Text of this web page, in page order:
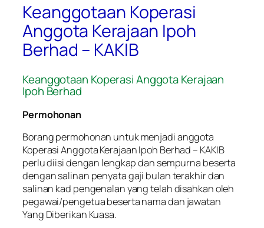
Keanggotaan Koperasi
Anggota Kerajaan Ipoh
Berhad – KAKIB
Keanggotaan Koperasi Anggota Kerajaan
Ipoh Berhad
Permohonan
Borang permohonan untuk menjadi anggota
Koperasi Anggota Kerajaan Ipoh Berhad – KAKIB
perlu diisi dengan lengkap dan sempurna beserta
dengan salinan penyata gaji bulan terakhir dan
salinan kad pengenalan yang telah disahkan oleh
pegawai/pengetua beserta nama dan jawatan
Yang Diberikan Kuasa.